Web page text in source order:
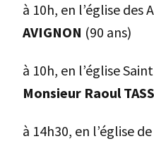
à 10h, en l’église des
AVIGNON (90 ans)
à 10h, en l’église
Monsieur Raoul
à 14h30, en l’église